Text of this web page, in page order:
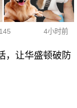
4小时前
，让华盛顿破防